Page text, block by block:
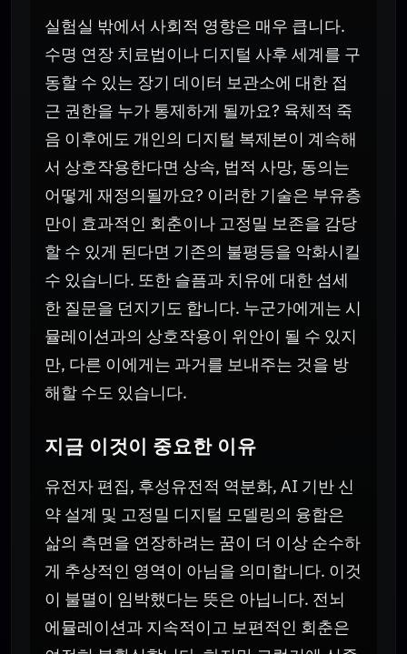
실험실 밖에서 사회적 영향은 매우 큽니다.
수명 연장 치료법이나 디지털 사후 세계를 구
동할 수 있는 장기 데이터 보관소에 대한 접
근 권한을 누가 통제하게 될까요? 육체적 죽
음 이후에도 개인의 디지털 복제본이 계속해
서 상호작용한다면 상속, 법적 사망, 동의는
어떻게 재정의될까요? 이러한 기술은 부유층
만이 효과적인 회춘이나 고정밀 보존을 감당
할 수 있게 된다면 기존의 불평등을 악화시킬
수 있습니다. 또한 슬픔과 치유에 대한 섬세
한 질문을 던지기도 합니다. 누군가에게는 시
뮬레이션과의 상호작용이 위안이 될 수 있지
만, 다른 이에게는 과거를 보내주는 것을 방
해할 수도 있습니다.
지금 이것이 중요한 이유
유전자 편집, 후성유전적 역분화, AI 기반 신
약 설계 및 고정밀 디지털 모델링의 융합은
삶의 측면을 연장하려는 꿈이 더 이상 순수하
게 추상적인 영역이 아님을 의미합니다. 이것
이 불멸이 임박했다는 뜻은 아닙니다. 전뇌
에뮬레이션과 지속적이고 보편적인 회춘은